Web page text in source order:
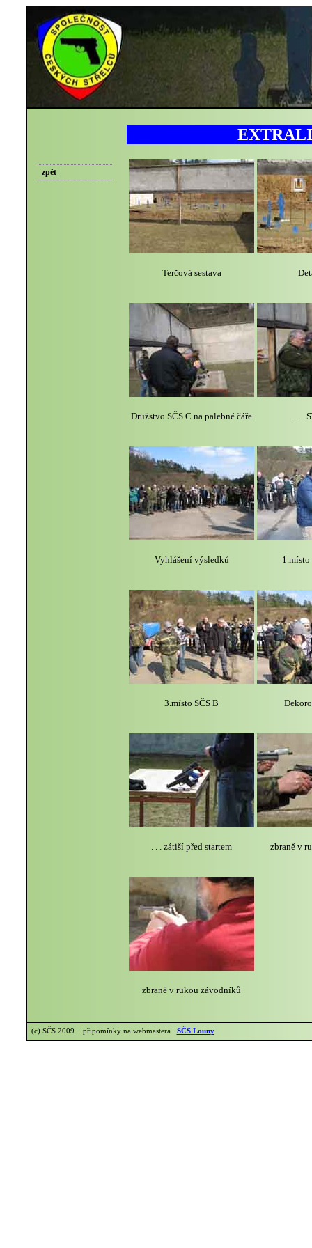
zpět
Terčová sestava
Družstvo SČS C na palebné čáře . . .
Vyhlášení výsledků
3.místo SČS B
. . . zátiší před startem zbraně v
zbraně v rukou závodníků
(c) SČS 2009 připomínky na webmastera SČS Louny